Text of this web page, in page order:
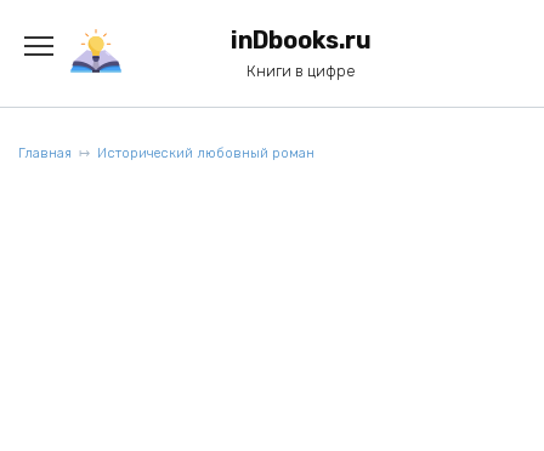
содержанию
inDbooks.ru
Книги в цифре
Главная Исторический любовный роман